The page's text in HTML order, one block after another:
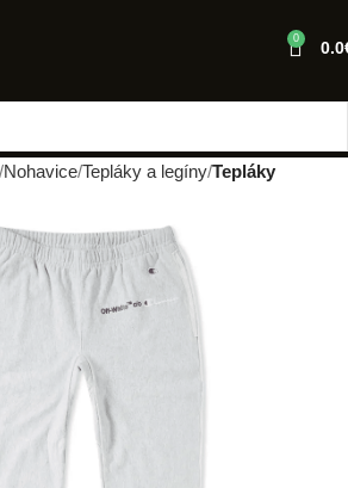
0 0.0
Nohavice Tepláky a legíny Tepláky